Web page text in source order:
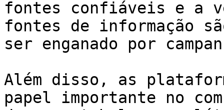
fontes confiáveis e a
fontes de informação
ser enganado por
Além disso, as
papel importante no